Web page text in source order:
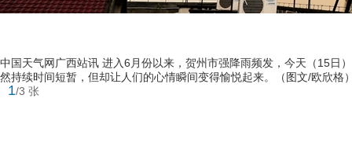
1/3 张
中国天气网广西站讯 进入6月份以来，贺州市强降雨频发，今天（15日
然持续时间短暂，但却让人们的心情瞬间变得愉悦起来。（图文/欧欣格